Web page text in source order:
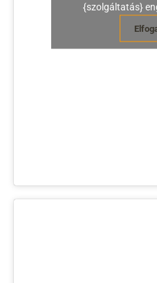
{szolgáltatás}